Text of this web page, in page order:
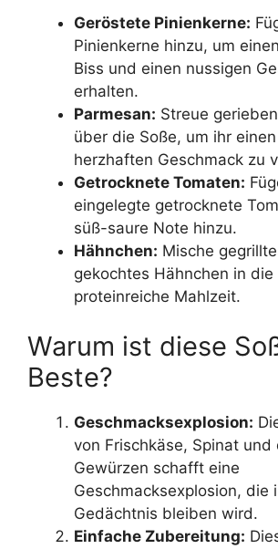
Geröstete Pinienkerne:
Pinienkerne hinzu, um
Biss und einen nussigen
erhalten.
Parmesan: Streue
über die Soße, um ihr
herzhaften Geschmack zu
Getrocknete Tomaten:
eingelegte getrocknete
süß-saure Note hinzu.
Hähnchen: Mische
gekochtes Hähnchen in die
proteinreiche Mahlzeit.
Warum ist diese
Beste?
Geschmacksexplosion:
von Frischkäse, Spinat
Gewürzen schafft eine
Geschmacksexplosion, die
Gedächtnis bleiben wird.
Einfache Zubereitung: